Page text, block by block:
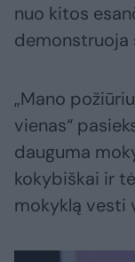
nuo kitos
demonstruoja
„Mano
vienas“
dauguma
kokybiškai ir
mokyklą vesti